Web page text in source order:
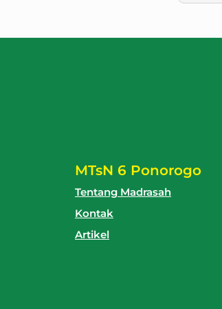
MTsN 6 Ponorogo
Tentang Madrasah
Kontak
Artikel